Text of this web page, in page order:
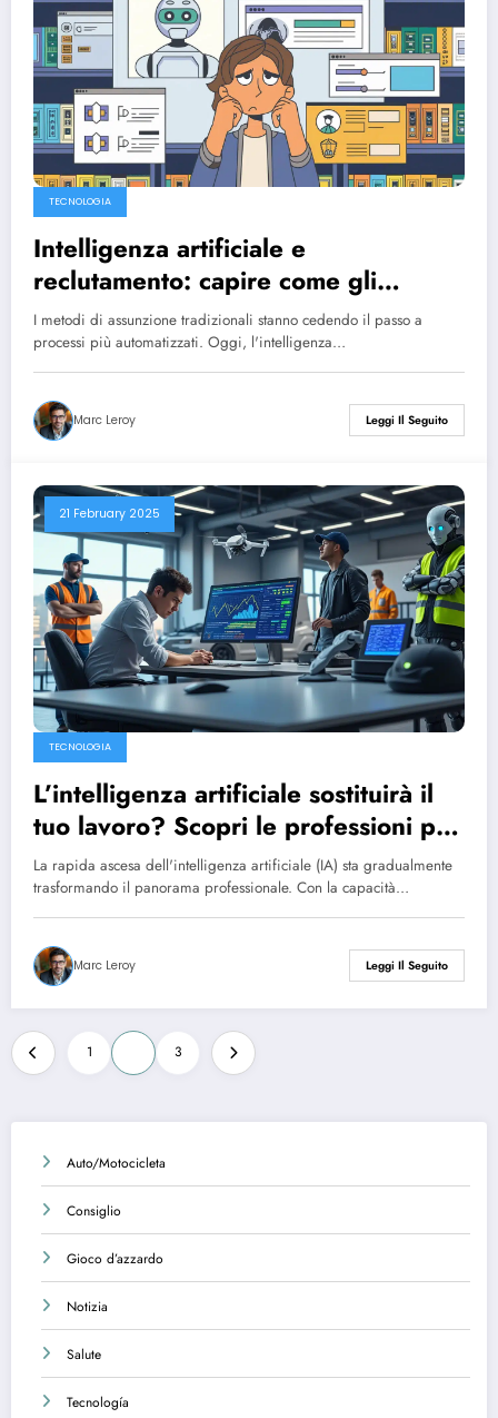
TECNOLOGIA
Intelligenza artificiale e
reclutamento: capire come gli
algoritmi valutano il tuo CV e
suggerimenti per impressionarli
I metodi di assunzione tradizionali stanno cedendo il passo a
processi più automatizzati. Oggi, l'intelligenza…
Marc Leroy Leggi Il Seguito
21 February 2025
TECNOLOGIA
L’intelligenza artificiale sostituirà il
tuo lavoro? Scopri le professioni più
vulnerabili a questa rivoluzione
tecnologica.
La rapida ascesa dell'intelligenza artificiale (IA) sta gradualmente
trasformando il panorama professionale. Con la capacità…
Marc Leroy Leggi Il Seguito
Posts
pagination
1 3
Auto/Motocicleta
Consiglio
Gioco d’azzardo
Notizia
Salute
Tecnología